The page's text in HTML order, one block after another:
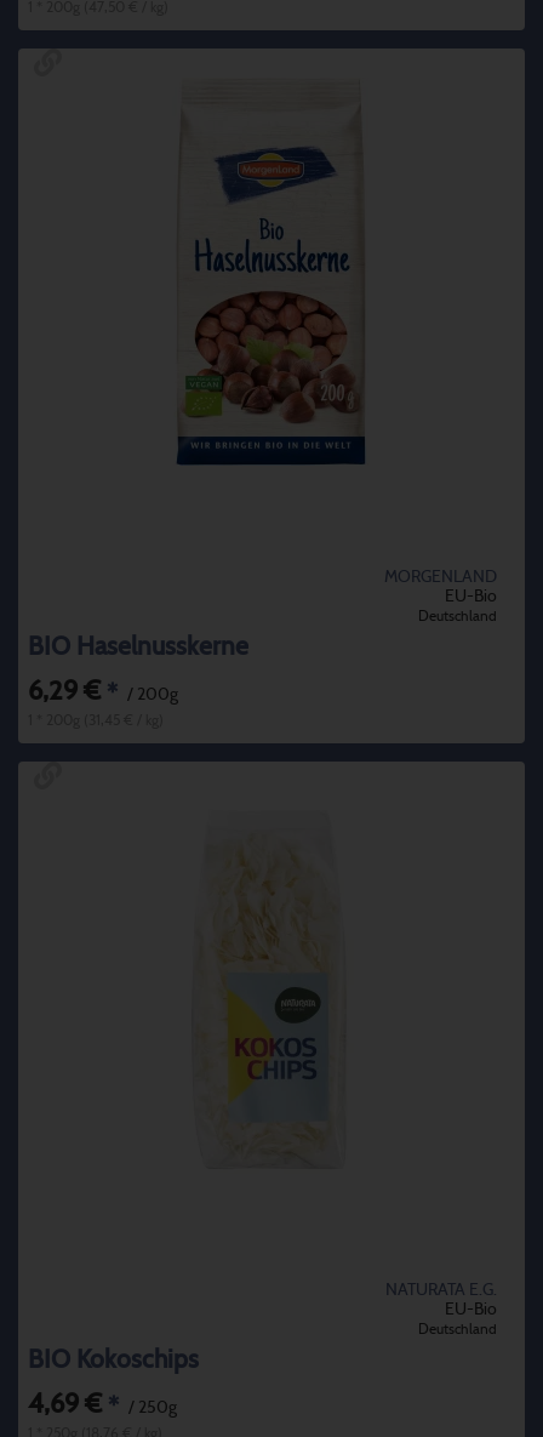
MORGENLAND
EU-Bio
Deutschland
BIO Haselnusskerne
6,29 € * / 200g
NATURATA E.G.
EU-Bio
Deutschland
BIO Kokoschips
4,69 € * / 250g